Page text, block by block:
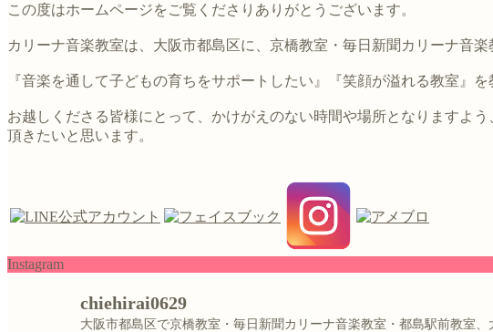
この度はホームページをご覧くださりありがとうございます。
カリーナ音楽教室は、大阪市都島区に、京橋教室・毎日新聞カリーナ音
『音楽を通して子どもの育ちをサポートしたい』『笑顔が溢れる教室』
お越しくださる皆様にとって、かけがえのない時間や場所となりますよ
頂きたいと思います。
Instagram
chiehirai0629
大阪市都島区で京橋教室・毎日新聞カリーナ音楽教室・都島駅前教室